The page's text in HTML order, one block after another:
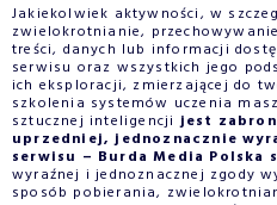
Jakiekolwiek aktywności, w
zwielokrotnianie,
treści, danych lub informacji
serwisu oraz wszystkich jego
ich eksploracji, zmierzającej do
szkolenia systemów uczenia
sztucznej inteligencjijest
uprzedniej, jednoznacznie
serwisu – Burda Media Polska
wyraźnej i jednoznacznej zgody
sposób pobierania,